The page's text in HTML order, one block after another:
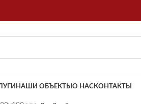
НАШИ ОБЪЕКТЫ О НАСКОНТАКТЫ